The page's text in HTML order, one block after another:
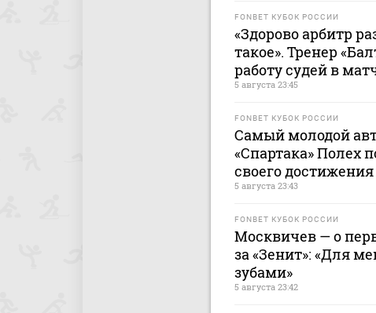
FONBET КУБОК РОССИИ
«Здорово арбитр
такое». Тренер
работу судей в
5 августа 23:45
FONBET КУБОК РОССИИ
Самый молодой
«Спартака» Полех
своего достижения
5 августа 23:43
FONBET КУБОК РОССИИ
Москвичев — о
за «Зенит»: «Для
зубами»
5 августа 23:42